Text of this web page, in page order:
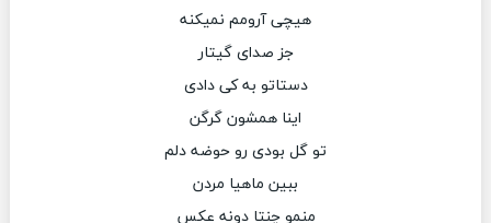
هیچی آرومم نمیکنه
جز صدای گیتار
دستاتو به کی دادی
اینا همشون گرگن
تو گل بودی رو حوضه دلم
ببین ماهیا مردن
منمو چنتا دونه عکس